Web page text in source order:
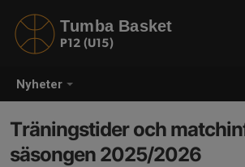
Nyheter
Tumba Basket
P12 (U15)
Träningstider och
säsongen 2025/2026